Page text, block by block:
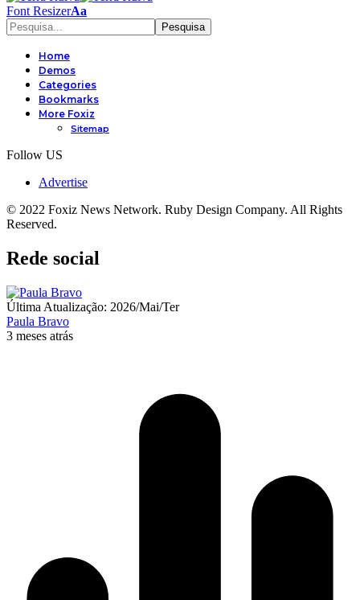
Font ResizerAa
Home
Demos
Categories
Bookmarks
More Foxiz
Sitemap
Follow US
Advertise
© 2022 Foxiz News Network. Ruby Design Company. All Rights
Reserved.
Rede social
Última Atualização: 2026/Mai/Ter
Paula Bravo
3 meses atrás